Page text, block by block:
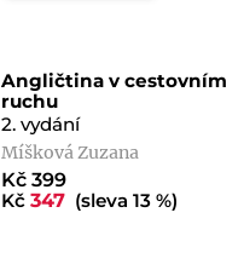
Angličtina v cestovním
ruchu
2. vydání
Míšková Zuzana
Kč 399
Kč347 (sleva 13 %)